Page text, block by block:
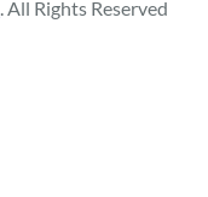
. All Rights Reserved